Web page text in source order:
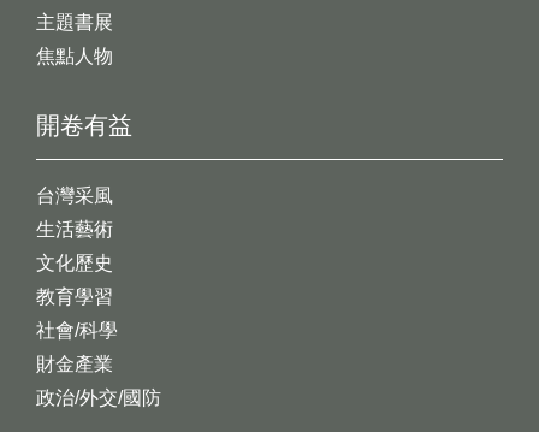
開卷有益
台灣采風
生活藝術
文化歷史
教育學習
社會/科學
財金產業
政治/外交/國防
主題書展
焦點人物